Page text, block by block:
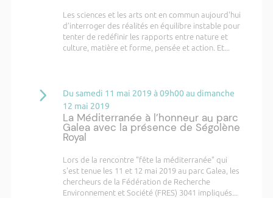
Les sciences et les arts ont en commun aujourd'hui
d’interroger des réalités en équilibre instable pour
tenter de redéfinir les rapports entre nature et
culture, matière et forme, pensée et action. Et...
Du samedi 11 mai 2019 à 09h00 au dimanche
12 mai 2019
La Méditerranée à l’honneur au parc
Galea avec la présence de Ségolène
Royal
Lors de la rencontre "fête la méditerranée" qui
s'est tenue les 11 et 12 mai 2019 au parc Galea, les
chercheurs de la Fédération de Recherche
Environnement et Société (FRES) 3041 impliqués...